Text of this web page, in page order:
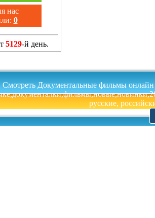
нас
0
5129-й день.
Смотреть Документальные фильмы онлайн
русские,